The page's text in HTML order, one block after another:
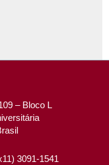
– Bloco L
3091-1541